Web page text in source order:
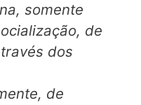
somente
de
dos
de